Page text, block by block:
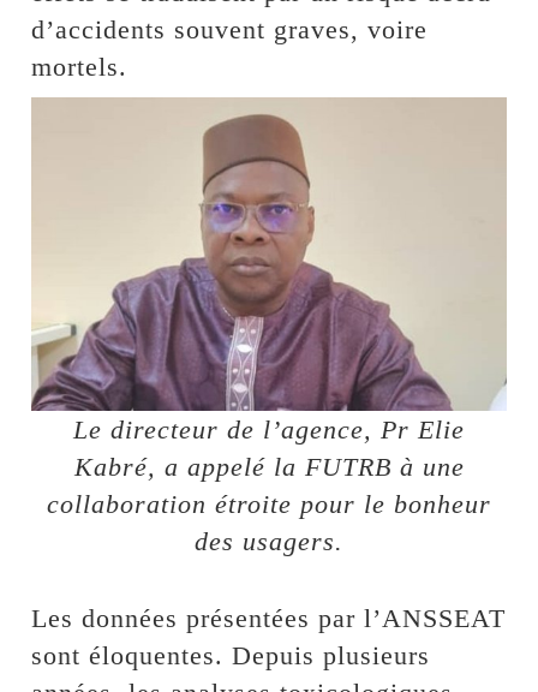
d’accidents souvent graves, voire
mortels.
Le directeur de l’agence, Pr Elie
Kabré, a appelé la FUTRB à une
collaboration étroite pour le bonheur
des usagers.
Les données présentées par l’ANSSEAT
sont éloquentes. Depuis plusieurs